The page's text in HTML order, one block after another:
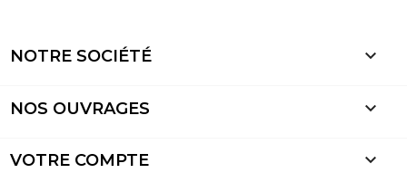
NOTRE SOCIÉTÉ 
NOS OUVRAGES 
VOTRE COMPTE 